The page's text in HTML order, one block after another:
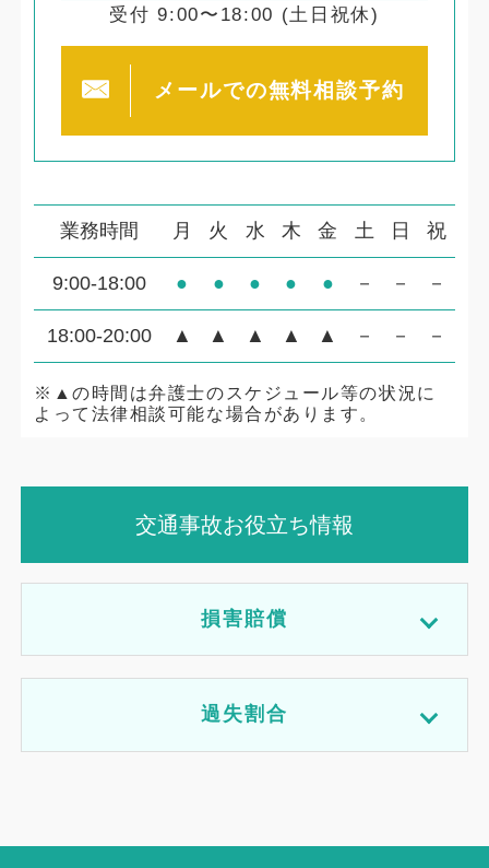
受付 9:00〜18:00 (土日祝休)
メールでの無料相談予約
業務時間 月 火 水 木 金 土 日 祝
9:00-18:00 ● ● ● ● ● － － －
18:00-20:00 ▲ ▲ ▲ ▲ ▲ － － －
※▲の時間は弁護士のスケジュール等の状況に
よって法律相談可能な場合があります。
交通事故お役立ち情報
損害賠償
過失割合